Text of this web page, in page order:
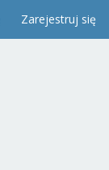
Zarejestruj się